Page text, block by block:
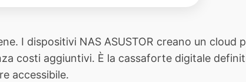
I dispositivi NAS ASUSTOR creano un cloud
costi aggiuntivi. È la cassaforte digitale
accessibile.